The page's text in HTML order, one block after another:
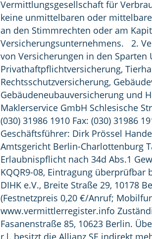
Vermittlungsgesellschaft für
keine unmittelbaren oder
an den Stimmrechten oder am
Versicherungsunternehmens. 2.
von Versicherungen in den Sparten
Privathaftpflichtversicherung,
Rechtsschutzversicherung,
Gebäudeneubauversicherung und
Maklerservice GmbH Schlesische
(030) 31986 1910 Fax: (030) 31986
Geschäftsführer: Dirk Prössel
Amtsgericht Berlin-Charlottenburg
Erlaubnispflicht nach 34d Abs.1
KQQR9-08, Eintragung
DIHK e.V., Breite Straße 29, 10178
(Festnetzpreis 0,20 €/Anruf;
www.vermittlerregister.info
Fasanenstraße 85, 10623 Berlin.
r.l. besitzt die Allianz SE indirekt